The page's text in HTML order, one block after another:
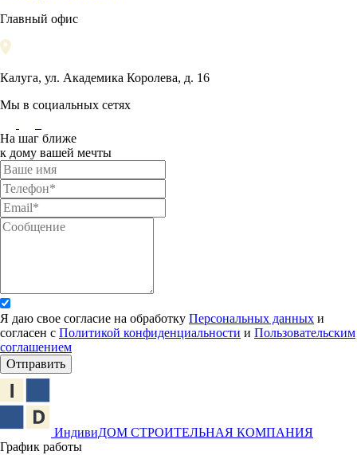
Главный офис
Калуга, ул. Академика Королева, д. 16
Мы в социальных сетях
На шаг ближе
к дому вашей мечты
Я даю свое согласие на обработку Персональных данных и
согласен с Политикой конфиденциальности и Пользовательским
соглашением
Отправить
ИндивиДОМ СТРОИТЕЛЬНАЯ КОМПАНИЯ
График работы